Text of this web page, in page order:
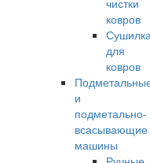
чистки
ковров
для
ковров
и
подметально-
всасывающие
машины